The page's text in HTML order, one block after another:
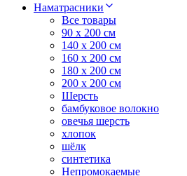
Наматрасники
Все товары
90 x 200 см
140 x 200 см
160 x 200 см
180 x 200 см
200 x 200 см
Шерсть
бамбуковое волокно
овечья шерсть
хлопок
шёлк
синтетика
Непромокаемые